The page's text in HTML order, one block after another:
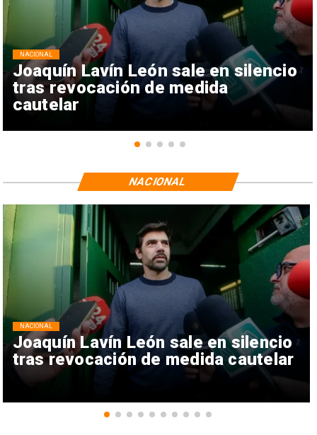
Joaquín Lavín León sale en silencio
tras revocación de medida
cautelar
NACIONAL
Joaquín Lavín León sale en silencio
tras revocación de medida cautelar
NACIONAL
NACIONAL